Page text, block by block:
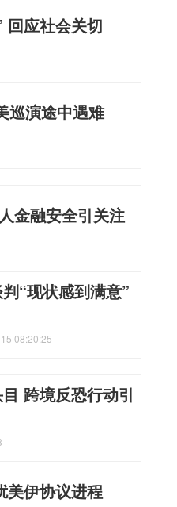
回应社会关切
巡演途中遇难
金融安全引关注
“现状感到满意”
08:20:25
跨境反恐行动引
美伊协议进程